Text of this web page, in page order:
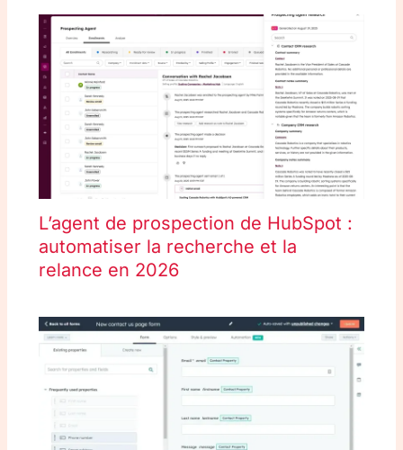
L’agent de prospection de HubSpot :
automatiser la recherche et la
relance en 2026